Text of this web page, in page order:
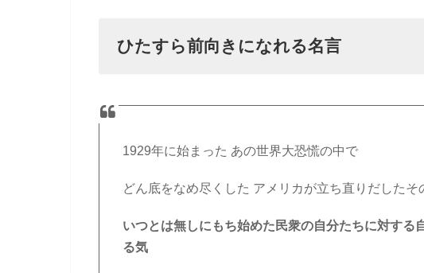
ひたすら前向きになれる名言
1929年に始まった あの世界大恐慌の中で
どん底をなめ尽くした アメリカが立ち直りだしたそ
いつとは無しにもち始めた民衆の自分たちに対する
る気